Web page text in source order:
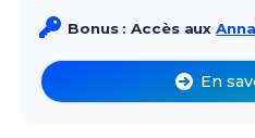
Bonus : Accès aux
En